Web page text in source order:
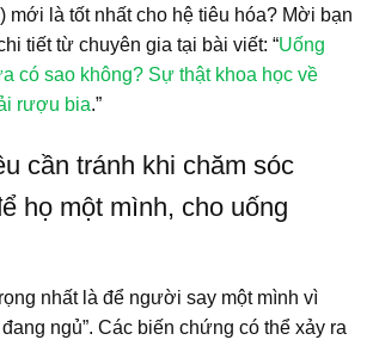
mới là tốt nhất cho hệ tiêu hóa? Mời bạn
tiết từ chuyên gia tại bài viết: “Uống
có sao không? Sự thật khoa học về
rượu bia.”
cần tránh khi chăm sóc
họ một mình, cho uống
nhất là để người say một mình vì
ngủ”. Các biến chứng có thể xảy ra